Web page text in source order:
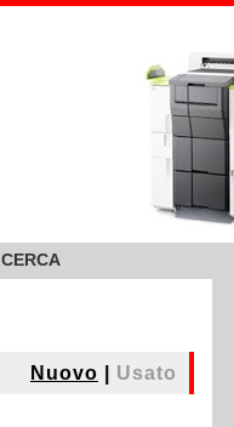
CERCA
Nuovo Usato